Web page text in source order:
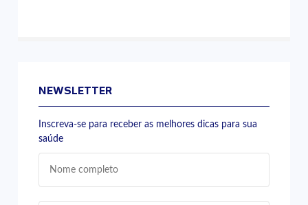
NEWSLETTER
Inscreva-se para receber as melhores dicas para sua
saúde